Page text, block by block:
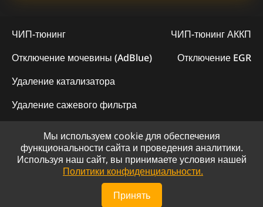
ЧИП-тюнинг
ЧИП-тюнинг АККП
Отключение мочевины (AdBlue)
Отключение EGR
Удаление катализатора
Удаление сажевого фильтра
© 2023 - Официальный сайт "ChipLogic"
Политика конфиденциальности
Сайт разработан компанией DS-ART
Мы используем cookie для обеспечения
функциональности сайта и проведения аналитики.
Используя наш сайт, вы принимаете условия нашей
Политики конфиденциальности.
Принять